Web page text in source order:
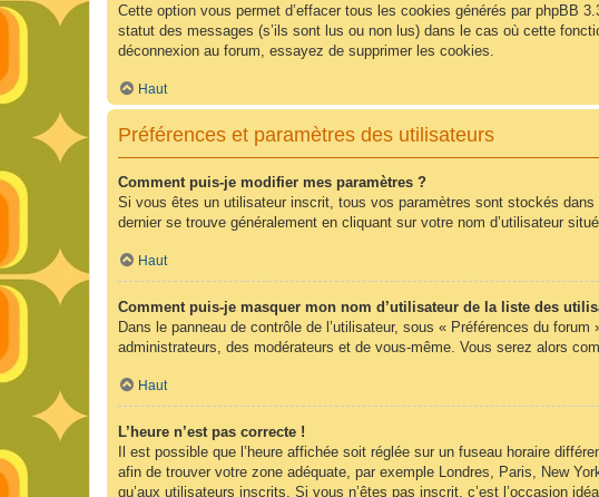
Cette option vous permet d’effacer tous les cookies générés par phpBB
statut des messages (s’ils sont lus ou non lus) dans le cas où cette
déconnexion au forum, essayez de supprimer les cookies.
Haut
Préférences et paramètres des utilisateurs
Comment puis-je modifier mes paramètres ?
Si vous êtes un utilisateur inscrit, tous vos paramètres sont stockés
dernier se trouve généralement en cliquant sur votre nom d’utilisateur
Haut
Comment puis-je masquer mon nom d’utilisateur de la liste des
Dans le panneau de contrôle de l’utilisateur, sous « Préférences du
administrateurs, des modérateurs et de vous-même. Vous serez alors
Haut
L’heure n’est pas correcte !
Il est possible que l’heure affichée soit réglée sur un fuseau horaire
afin de trouver votre zone adéquate, par exemple Londres, Paris, New
qu’aux utilisateurs inscrits. Si vous n’êtes pas inscrit, c’est l’occasion